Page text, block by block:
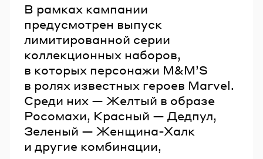
В рамках кампании
предусмотрен выпуск
лимитированной серии
коллекционных наборов,
в которых персонажи M&MʼS
в ролях известных героев Marvel.
Среди них — Желтый в образе
Росомахи, Красный — Дедпул,
Зеленый — Женщина-Халк
и другие комбинации,